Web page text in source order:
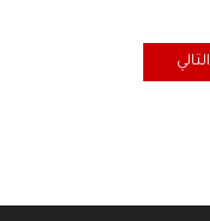
المقال التالي: المكاوية والبادم
التالي